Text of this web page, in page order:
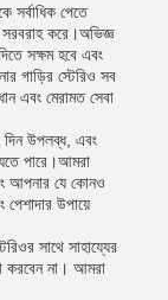
সর্বাধিক পেতে
করে।অভিজ্ঞ
সক্ষম হবে এবং
গাড়ির স্টেরিও সব
এবং মেরামত সেবা
দিন উপলব্ধ, এবং
পারে।আমরা
আপনার যে কোনও
উপায়ে
সাথে সাহায্যের
করবেন না। আমরা